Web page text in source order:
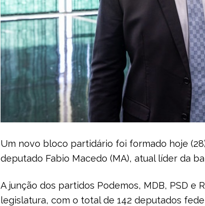
Um novo bloco partidário foi formado hoje
deputado Fabio Macedo (MA), atual líder da
A junção dos partidos Podemos, MDB, PSD
legislatura, com o total de 142 deputados